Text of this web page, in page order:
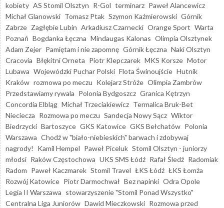
kobiety AS Stomil Olsztyn R-Gol terminarz Paweł Alancewicz
Michał Glanowski Tomasz Ptak Szymon Kaźmierowski Górnik
Zabrze Zagłębie Lubin Arkadiusz Czarnecki Orange Sport Warta
Poznań Bogdanka Łęczna Mindaugas Kalonas Olimpia Olsztynek
Adam Zejer Pamiętam i nie zapomnę Górnik Łęczna Naki Olsztyn
Cracovia Błękitni Orneta Piotr Klepczarek MKS Korsze Motor
Lubawa Wojewódzki Puchar Polski Flota Świnoujście Hutnik
Kraków rozmowa po meczu Kolejarz Stróże Olimpia Zambrów
Przedstawiamy rywala Polonia Bydgoszcz Granica Kętrzyn
Concordia Elbląg Michał Trzeciakiewicz Termalica Bruk-Bet
Nieciecza Rozmowa po meczu Sandecja Nowy Sącz Wiktor
Biedrzycki Bartoszyce GKS Katowice GKS Bełchatów Polonia
Warszawa Chodź w "biało-niebieskich" barwach i zdobywaj
nagrody!
Kamil Hempel Paweł Piceluk Stomil Olsztyn - juniorzy
młodsi Raków Częstochowa UKS SMS Łódź Rafał Śledź Radomiak
Radom Paweł Kaczmarek Stomil Travel ŁKS Łódź ŁKS Łomża
Rozwój Katowice Piotr Darmochwał Bez napinki Odra Opole
Legia II Warszawa stowarzyszenie "Stomil Ponad Wszystko"
Centralna Liga Juniorów Dawid Mieczkowski Rozmowa przed